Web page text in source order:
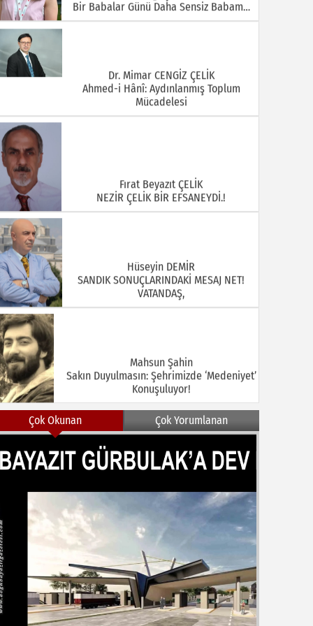
Bir Babalar Günü Daha Sensiz Babam…
Dr. Mimar CENGİZ ÇELİK
Ahmed-i Hânî: Aydınlanmış Toplum
Mücadelesi
Fırat Beyazıt ÇELİK
NEZİR ÇELİK BİR EFSANEYDİ.!
Hüseyin DEMİR
SANDIK SONUÇLARINDAKİ MESAJ NET!
VATANDAŞ,
Mahsun Şahin
Sakın Duyulmasın: Şehrimizde ‘Medeniyet’
Konuşuluyor!
MEHMET KOÇ
DOĞUBAYAZIT ASLINDA BİR İNANÇ
NEZİR ÇELİK
DOĞUBAYAZIT’TA KUŞLAR VE İNSANLAR
Çok Okunan Çok Yorumlanan